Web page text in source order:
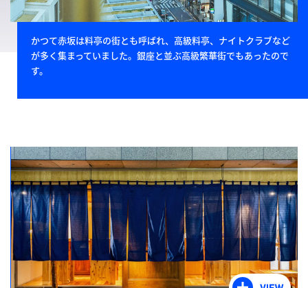
かつて赤坂は料亭の街とも呼ばれ、高級料亭、ナイトクラブなど
が多く集まっていました。銀座と並ぶ高級繁華街でもあったので
す。